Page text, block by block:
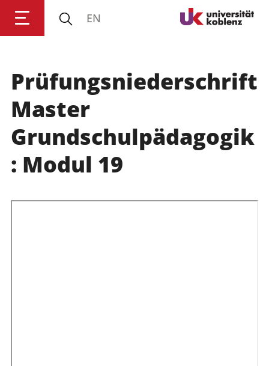
Anmelden Impressum Datenschutz
EN
Prüfungsniederschrift
Master
Grundschulpädagogik
: Modul 19